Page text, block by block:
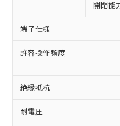
開閉能
端子仕様
許容操作頻度
絶縁抵抗
耐電圧
以下の条件をお
ご利用ください。
本サービ
商品の当
(税抜)を提
当社制御
本サービ
対応予定なし：
非含有に非対応
定はありません。
非含有の対応状
非該当品：ライ
害物質有無と関
仕入先様の事情
いたものが、含
※1 中国
「○」：最大均
基準値以下であ
「×」：最大均
基準値を超えて